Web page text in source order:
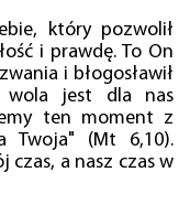
który pozwolił
i prawdę. To On
i błogosławił
wola jest dla nas
ten moment z
Twoja" (Mt 6,10).
czas, a nasz czas w